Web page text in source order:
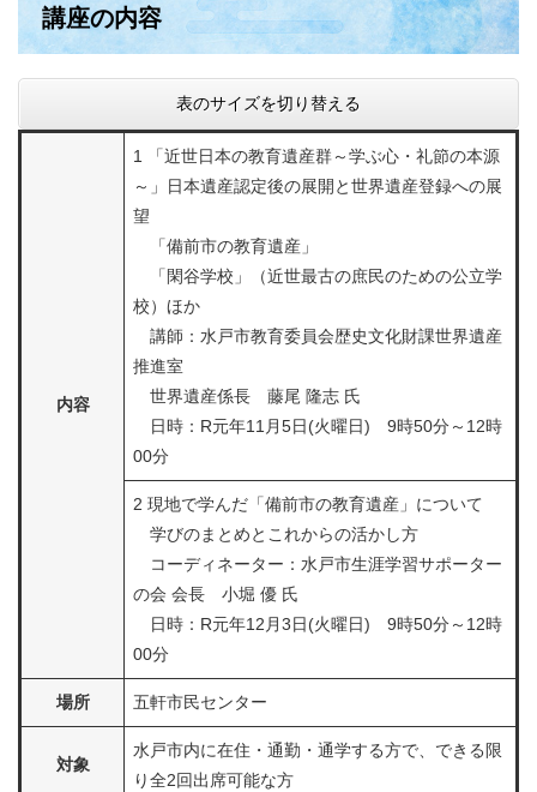
講座の内容
表のサイズを切り替える
内容
1 「近世日本の教育遺産群～学ぶ心・礼節の本源
～」日本遺産認定後の展開と世界遺産登録への展
望
「備前市の教育遺産」
「閑谷学校」（近世最古の庶民のための公立学
校）ほか
講師：水戸市教育委員会歴史文化財課世界遺産
推進室
世界遺産係長 藤尾 隆志 氏
日時：R元年11月5日(火曜日) 9時50分～12時
00分
2 現地で学んだ「備前市の教育遺産」について
学びのまとめとこれからの活かし方
コーディネーター：水戸市生涯学習サポーター
の会 会長 小堀 優 氏
日時：R元年12月3日(火曜日) 9時50分～12時
00分
場所 五軒市民センター
対象
水戸市内に在住・通勤・通学する方で、できる限
り全2回出席可能な方